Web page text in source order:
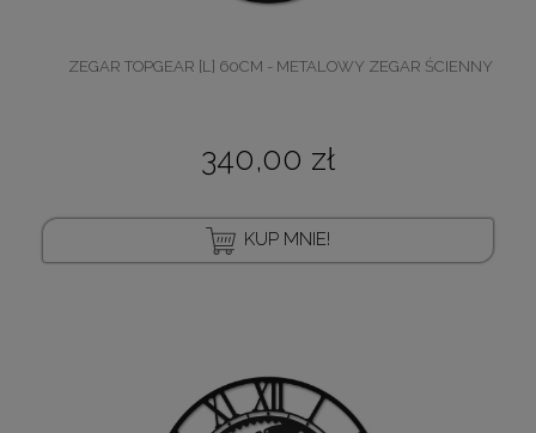
ZEGAR TOPGEAR [L] 60CM - METALOWY ZEGAR ŚCIENNY
340,00 zł
KUP MNIE!